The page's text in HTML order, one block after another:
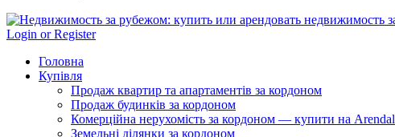
Login or Register
Головна
Купівля
Продаж квартир та апартаментів за кордоном
Продаж будинків за кордоном
Комерційна нерухомість за кордоном — купити на Arendal
Земельні ділянки за кордоном